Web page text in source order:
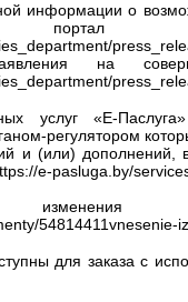
информации о
на
услуг «Е-
регулятором
и (или)
e-pasluga.by/
для заказа с